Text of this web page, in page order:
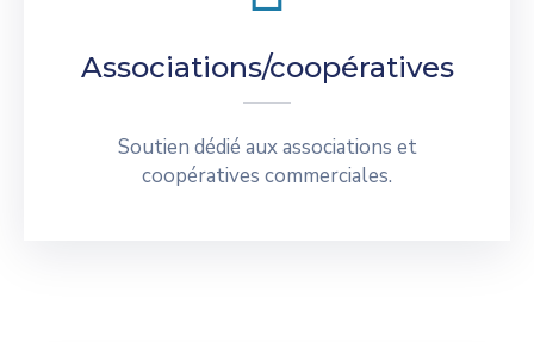
Associations/coopératives
Soutien dédié aux associations et
coopératives commerciales.